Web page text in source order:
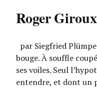
Roger
par Siegfried
bouge. À souffle
ses voiles. Seul
entendre, et dont un